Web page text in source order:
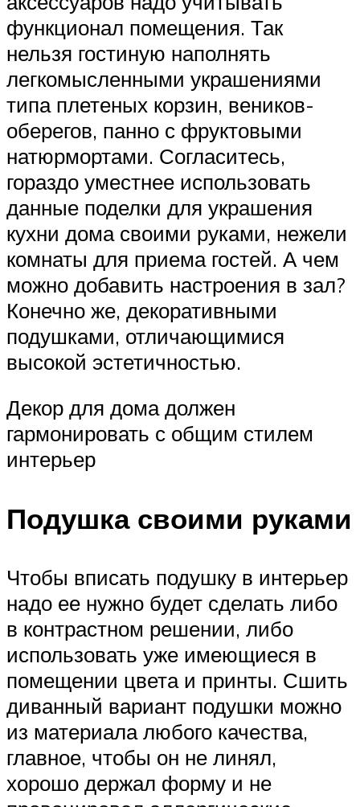
функционал помещения. Так
нельзя гостиную наполнять
легкомысленными украшениями
типа плетеных корзин, веников-
оберегов, панно с фруктовыми
натюрмортами. Согласитесь,
гораздо уместнее использовать
данные поделки для украшения
кухни дома своими руками, нежели
комнаты для приема гостей. А чем
можно добавить настроения в зал?
Конечно же, декоративными
подушками, отличающимися
высокой эстетичностью.
Декор для дома должен
гармонировать с общим стилем
интерьер
Подушка своими руками
Чтобы вписать подушку в интерьер
надо ее нужно будет сделать либо
в контрастном решении, либо
использовать уже имеющиеся в
помещении цвета и принты. Сшить
диванный вариант подушки можно
из материала любого качества,
главное, чтобы он не линял,
хорошо держал форму и не